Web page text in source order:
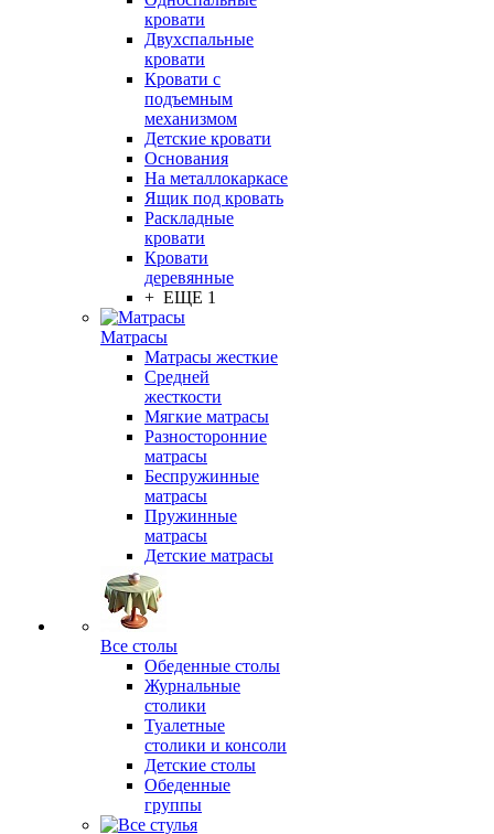
кровати
Двухспальные
кровати
Кровати с
подъемным
механизмом
Детские кровати
Основания
На металлокаркасе
Ящик под кровать
Раскладные
кровати
Кровати
деревянные
+ ЕЩЕ 1
Матрасы
Матрасы жесткие
Средней
жесткости
Мягкие матрасы
Разносторонние
матрасы
Беспружинные
матрасы
Пружинные
матрасы
Детские матрасы
Все столы
Обеденные столы
Журнальные
столики
Туалетные
столики и консоли
Детские столы
Обеденные
группы